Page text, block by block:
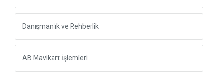
Danışmanlık ve Rehberlik
AB Mavikart İşlemleri